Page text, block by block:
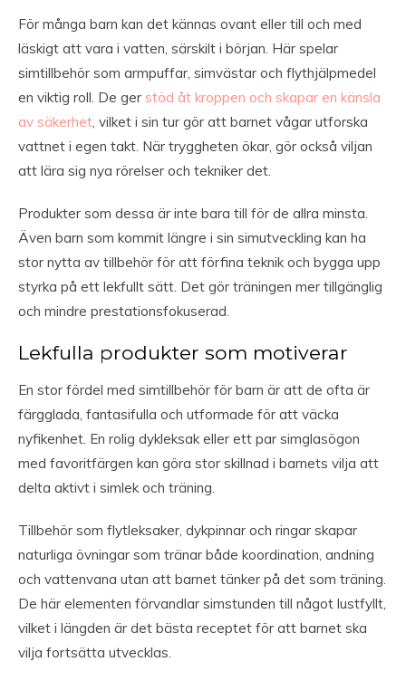
För många barn kan det kännas ovant eller till och med
läskigt att vara i vatten, särskilt i början. Här spelar
simtillbehör som armpuffar, simvästar och flythjälpmedel
en viktig roll. De ger stöd åt kroppen och skapar en känsla
av säkerhet, vilket i sin tur gör att barnet vågar utforska
vattnet i egen takt. När tryggheten ökar, gör också viljan
att lära sig nya rörelser och tekniker det.
Produkter som dessa är inte bara till för de allra minsta.
Även barn som kommit längre i sin simutveckling kan ha
stor nytta av tillbehör för att förfina teknik och bygga upp
styrka på ett lekfullt sätt. Det gör träningen mer tillgänglig
och mindre prestationsfokuserad.
Lekfulla produkter som motiverar
En stor fördel med simtillbehör för barn är att de ofta är
färgglada, fantasifulla och utformade för att väcka
nyfikenhet. En rolig dykleksak eller ett par simglasögon
med favoritfärgen kan göra stor skillnad i barnets vilja att
delta aktivt i simlek och träning.
Tillbehör som flytleksaker, dykpinnar och ringar skapar
naturliga övningar som tränar både koordination, andning
och vattenvana utan att barnet tänker på det som träning.
De här elementen förvandlar simstunden till något lustfyllt,
vilket i längden är det bästa receptet för att barnet ska
vilja fortsätta utvecklas.